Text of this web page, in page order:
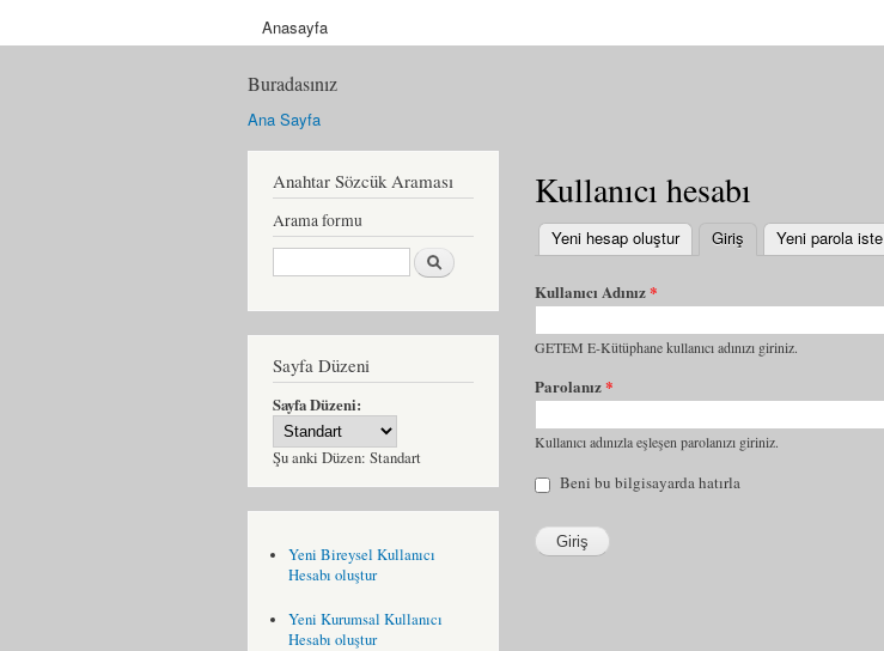
Anasayfa
Buradasınız
Ana Sayfa
Anahtar Sözcük Araması
Arama formu
Ara
Sayfa Düzeni
Sayfa Düzeni:
Şu anki Düzen: Standart
Yeni Bireysel Kullanıcı
Hesabı oluştur
Yeni Kurumsal Kullanıcı
Hesabı oluştur
Kullanıcı hesabı
Yeni hesap oluştur Giriş (etkin sekme)
Yeni parola iste
Kullanıcı Adınız*
GETEM E-Kütüphane kullanıcı adınızı giriniz.
Parolanız*
Kullanıcı adınızla eşleşen parolanızı giriniz.
Beni bu bilgisayarda hatırla